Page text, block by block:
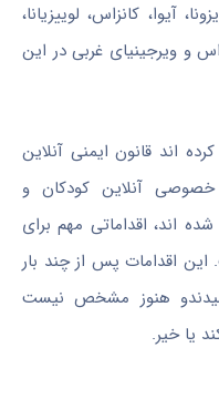
آیوا، کانزاس، لوییزیانا،
و ویرجینیای غربی در این
اند قانون ایمنی آنلاین
آنلاین کودکان و
اند، اقداماتی مهم برای
اقدامات پس از چند بار
هنوز مشخص نیست
یا خیر.